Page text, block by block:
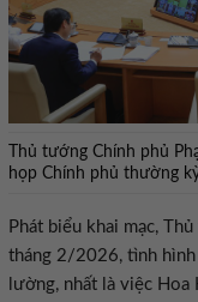
Thủ tướng Chính phủ
họp Chính phủ thường
Phát biểu khai mạc,
tháng 2/2026, tình hình
lường, nhất là việc Hoa